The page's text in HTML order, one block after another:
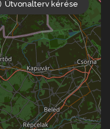
Útvonalterv kérése